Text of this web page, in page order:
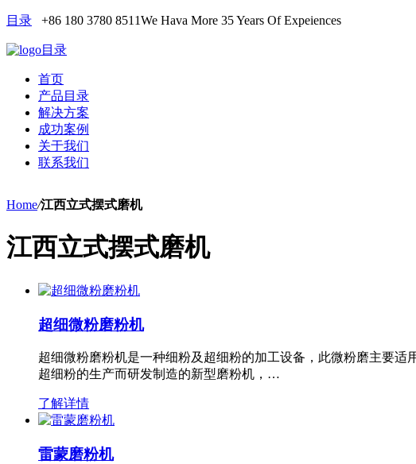
目录 +86 180 3780 8511We Hava More 35 Years Of Expeiences
目录
首页
产品目录
解决方案
成功案例
关于我们
联系我们
Home/江西立式摆式磨机
江西立式摆式磨机
超细微粉磨粉机
超细微粉磨粉机是一种细粉及超细粉的加工设备，此微粉磨主要
超细粉的生产而研发制造的新型磨粉机，…
了解详情
雷蒙磨粉机